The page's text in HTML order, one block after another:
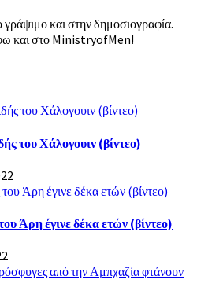
και στην δημοσιογραφία.
και στο MinistryofMen!
του Χάλογουιν (βίντεο)
Άρη έγινε δέκα ετών (βίντεο)